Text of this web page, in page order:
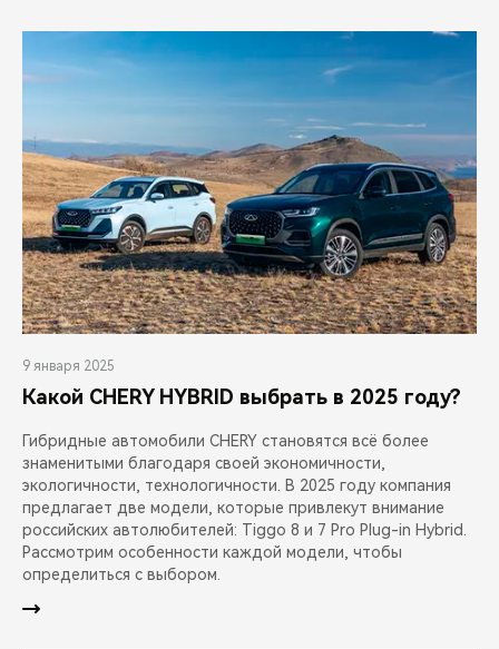
9 января 2025
Какой CHERY HYBRID выбрать в 2025 году?
Гибридные автомобили CHERY становятся всё более
знаменитыми благодаря своей экономичности,
экологичности, технологичности. В 2025 году компания
предлагает две модели, которые привлекут внимание
российских автолюбителей: Tiggo 8 и 7 Pro Plug-in Hybrid.
Рассмотрим особенности каждой модели, чтобы
определиться с выбором.